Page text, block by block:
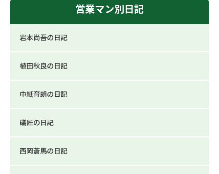
営業マン別日記
岩本尚吾の日記
植田秋良の日記
中紙育朗の日記
礒匠の日記
西岡蒼馬の日記